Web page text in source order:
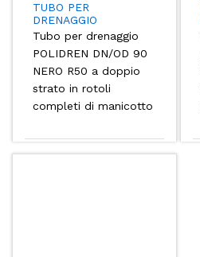
TUBO PER
DRENAGGIO
Tubo per drenaggio
POLIDREN DN/OD 90
NERO R50 a doppio
strato in rotoli
completi di manicotto